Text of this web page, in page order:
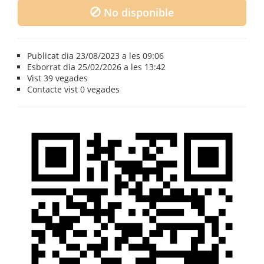
No disponible
Publicat dia 23/08/2023 a les 09:06
Esborrat dia 25/02/2026 a les 13:42
Vist39 vegades
Contacte vist0 vegades